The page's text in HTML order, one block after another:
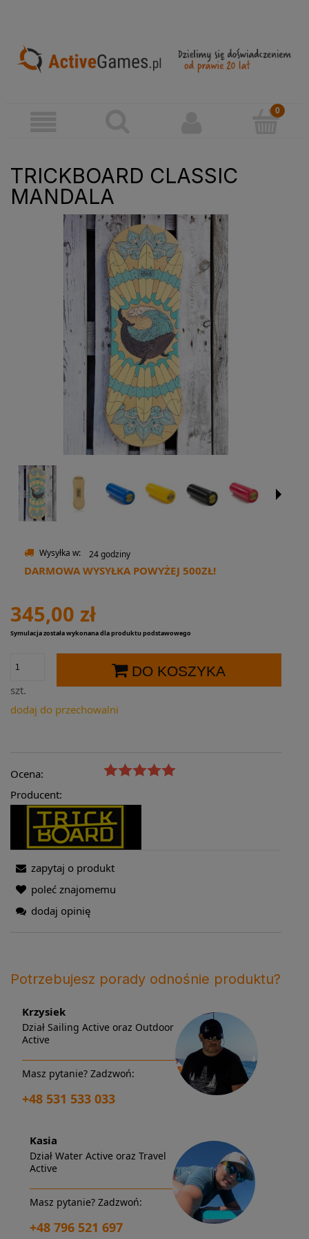
TRICKBOARD CLASSIC
MANDALA
Wysyłka w: 24 godziny
DARMOWA WYSYŁKA POWYŻEJ 500ZŁ!
345,00 zł
Symulacja została wykonana dla produktu podstawowego
szt.
DO KOSZYKA
dodaj do przechowalni
Ocena:
Producent:
zapytaj o produkt
poleć znajomemu
dodaj opinię
Potrzebujesz porady odnośnie produktu?
Krzysiek
Dział Sailing Active oraz Outdoor
Active
Masz pytanie? Zadzwoń:
+48 531 533 033
Kasia
Dział Water Active oraz Travel
Active
Masz pytanie? Zadzwoń:
+48 796 521 697